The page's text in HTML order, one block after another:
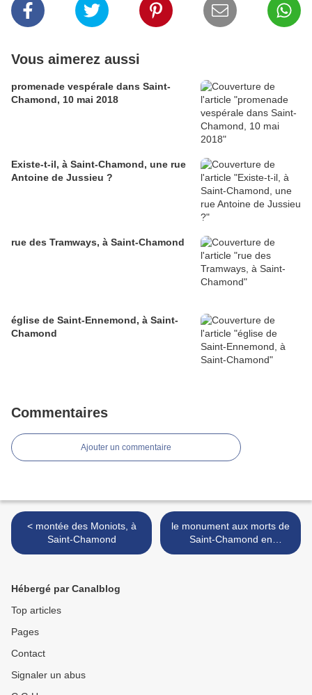
Vous aimerez aussi
promenade vespérale dans Saint-
Chamond, 10 mai 2018
Existe-t-il, à Saint-Chamond, une rue
Antoine de Jussieu ?
rue des Tramways, à Saint-Chamond
église de Saint-Ennemond, à Saint-
Chamond
Commentaires
Ajouter un commentaire
< montée des Moniots, à
Saint-Chamond
le monument aux morts de
Saint-Chamond en
restauration >
Hébergé par Canalblog
Top articles
Pages
Contact
Signaler un abus